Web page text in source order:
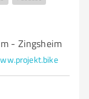
- Zingsheim